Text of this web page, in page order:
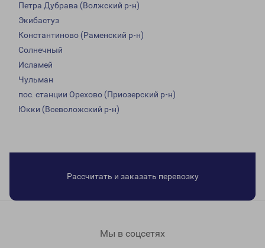
Петра Дубрава (Волжский р-н)
Экибастуз
Константиново (Раменский р-н)
Солнечный
Исламей
Чульман
пос. станции Орехово (Приозерский р-н)
Юкки (Всеволожский р-н)
Рассчитать и заказать перевозку
Мы в соцсетях